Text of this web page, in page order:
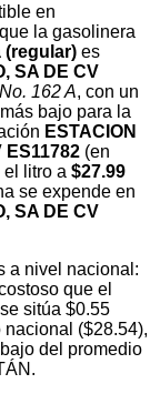
en
la gasolinera
(regular) es
SA DE CV
162 A, con un
bajo para la
ESTACION
ES11782 (en
litro a $27.99
se expende en
SA DE CV
a nivel nacional:
que el
sitúa $0.55
($28.54),
del promedio